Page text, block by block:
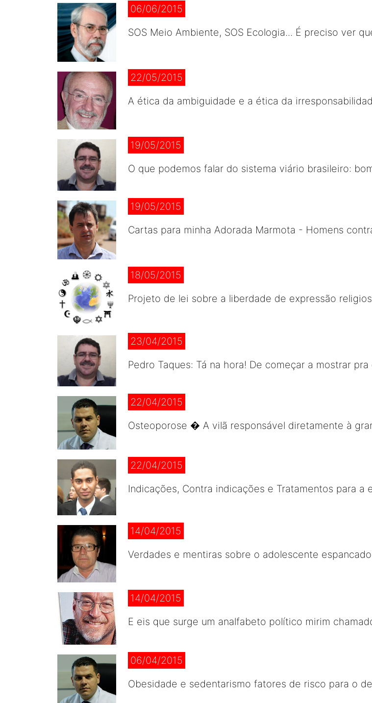
06/06/2015
SOS Meio Ambiente, SOS Ecologia... É preciso ver
22/05/2015
A ética da ambiguidade e a ética da
19/05/2015
O que podemos falar do sistema viário brasileiro:
19/05/2015
Cartas para minha Adorada Marmota - Homens
18/05/2015
Projeto de lei sobre a liberdade de expressão
23/04/2015
Pedro Taques: Tá na hora! De começar a mostrar
22/04/2015
Osteoporose � A vilã responsável diretamente à
22/04/2015
Indicações, Contra indicações e Tratamentos para a
14/04/2015
Verdades e mentiras sobre o adolescente
14/04/2015
E eis que surge um analfabeto político mirim
06/04/2015
Obesidade e sedentarismo fatores de risco para o